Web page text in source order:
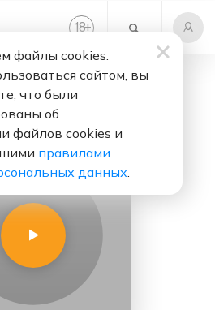
18+
Мороз» - радио
файлы cookies.
сайтом, вы
что были
об
файлов cookies и
правилами
данных.